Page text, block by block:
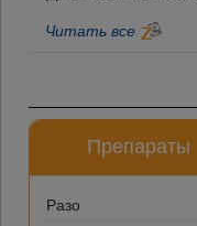
Читать все
Препараты
Разо